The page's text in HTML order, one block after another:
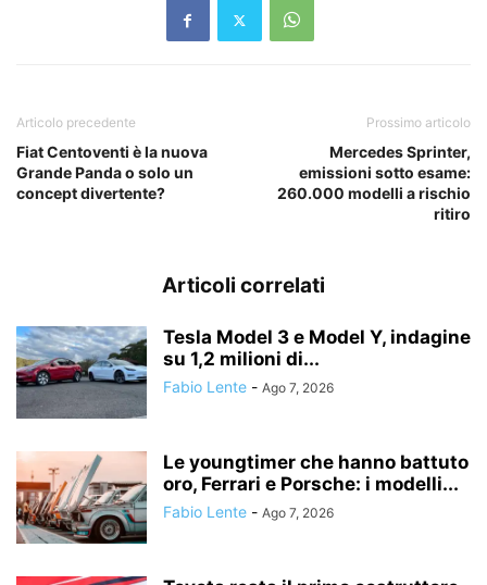
Articolo precedente
Fiat Centoventi è la nuova
Grande Panda o solo un
concept divertente?
Prossimo articolo
Mercedes Sprinter,
emissioni sotto esame:
260.000 modelli a rischio
ritiro
Articoli correlati
Tesla Model 3 e Model Y, indagine
su 1,2 milioni di...
Fabio Lente - Ago 7, 2026
Le youngtimer che hanno battuto
oro, Ferrari e Porsche: i modelli...
Fabio Lente - Ago 7, 2026